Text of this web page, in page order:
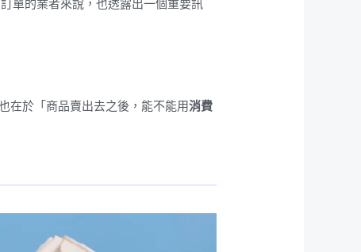
單的業者來說，也透露出一個重要訊
在於「商品賣出去之後，能不能用消費